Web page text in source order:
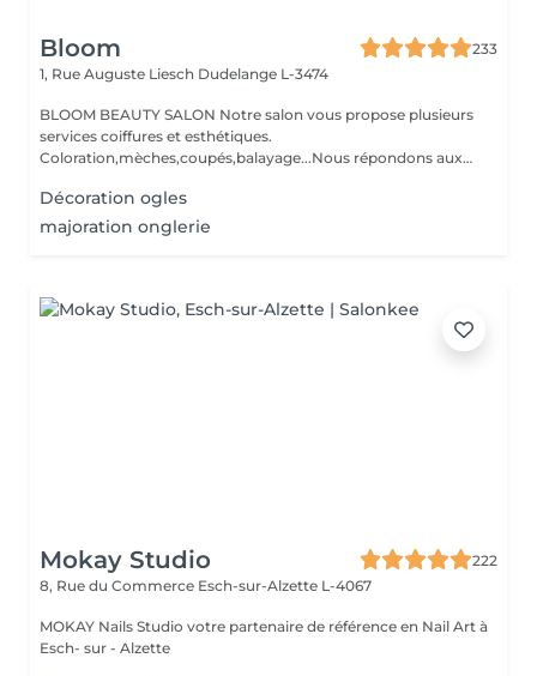
Bloom
233
1, Rue Auguste Liesch Dudelange L-3474
BLOOM BEAUTY SALON Notre salon vous propose plusieurs
services coiffures et esthétiques.
Coloration,mèches,coupés,balayage...Nous répondons aux
Décoration ogles
majoration onglerie
Mokay Studio
222
8, Rue du Commerce Esch-sur-Alzette L-4067
MOKAY Nails Studio votre partenaire de référence en Nail Art à
Esch- sur - Alzette